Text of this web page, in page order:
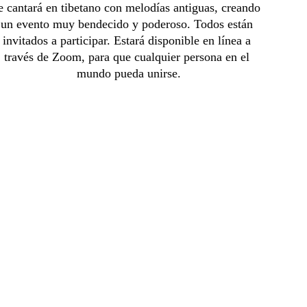
cantará en tibetano con melodías antiguas, creando
un evento muy bendecido y poderoso. Todos están
invitados a participar. Estará disponible en línea a
través de Zoom, para que cualquier persona en el
mundo pueda unirse.